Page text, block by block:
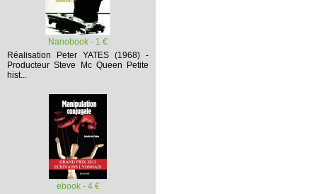
Nanobook - 1 €
Réalisation Peter YATES (1968) -
Producteur Steve Mc Queen
Petite
hist...
ebook - 4 €